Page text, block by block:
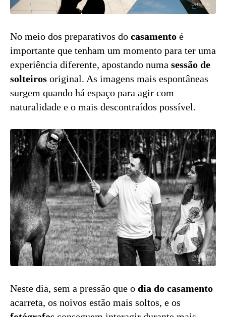
No meio dos preparativos do casamento é
importante que tenham um momento para ter uma
experiência diferente, apostando numa sessão de
solteiros original. As imagens mais espontâneas
surgem quando há espaço para agir com
naturalidade e o mais descontraídos possível.
Neste dia, sem a pressão que o dia do casamento
acarreta, os noivos estão mais soltos, e os